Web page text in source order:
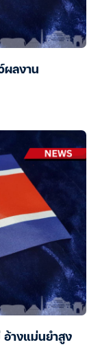
ผลงาน
อ้างแม่นยำสูง